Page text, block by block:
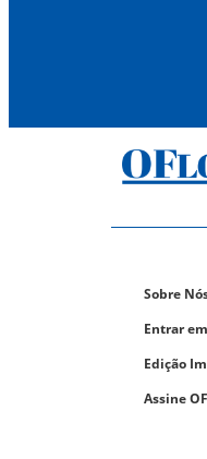
Sobre
Entrar
Edição
Assine OF